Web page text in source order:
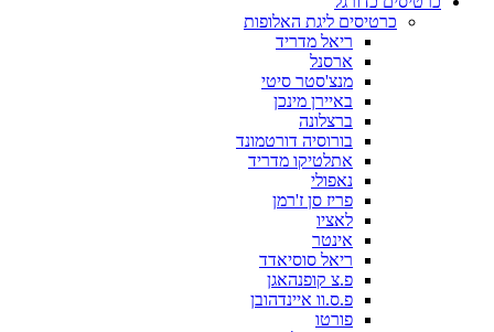
כרטיסים ליגת האלופות
ריאל מדריד
ארסנל
מנצ'סטר סיטי
באיירן מינכן
ברצלונה
בורוסיה דורטמונד
אתלטיקו מדריד
נאפולי
פריז סן ז'רמן
לאציו
אינטר
ריאל סוסיאדד
פ.צ קופנהאגן
פ.ס.וו איינדהובן
פורטו